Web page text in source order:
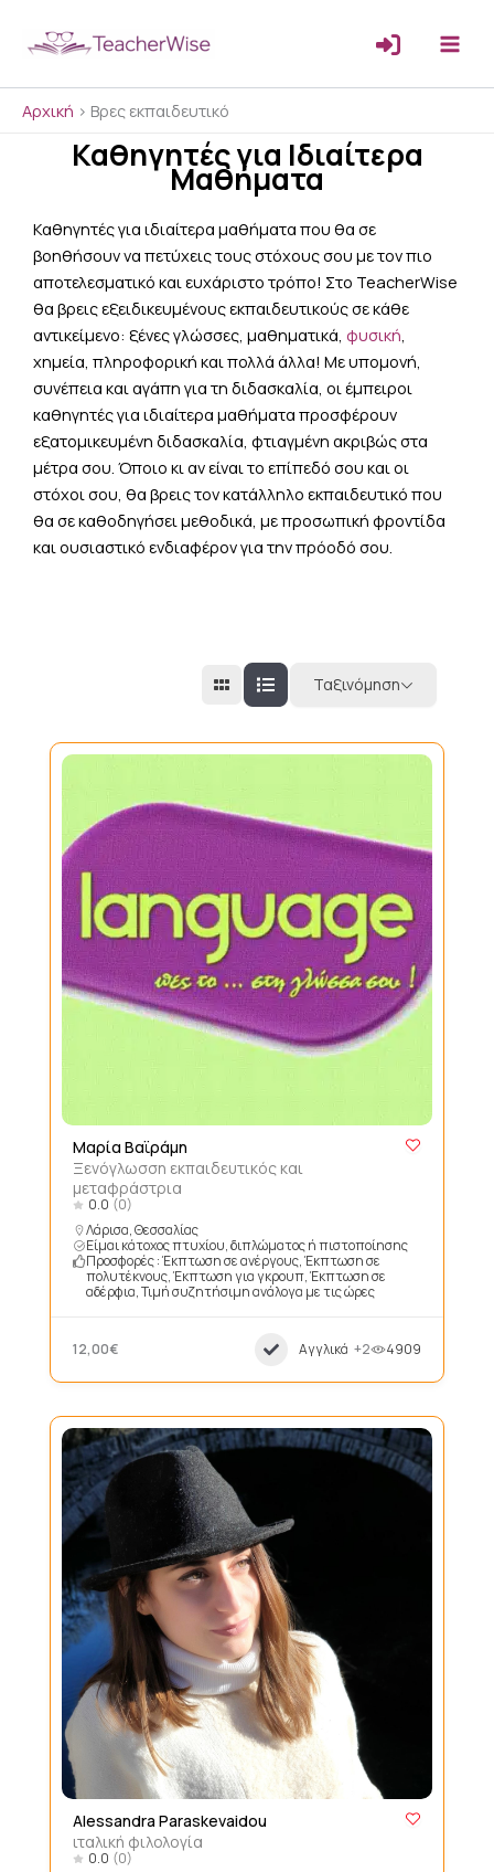
Αρχική > Βρες εκπαιδευτικό
Καθηγητές για Ιδιαίτερα
Μαθήματα
Καθηγητές για ιδιαίτερα μαθήματα που θα σε
βοηθήσουν να πετύχεις τους στόχους σου με τον πιο
αποτελεσματικό και ευχάριστο τρόπο! Στο TeacherWise
θα βρεις εξειδικευμένους εκπαιδευτικούς σε κάθε
αντικείμενο: ξένες γλώσσες, μαθηματικά, φυσική,
χημεία, πληροφορική και πολλά άλλα! Με υπομονή,
συνέπεια και αγάπη για τη διδασκαλία, οι έμπειροι
καθηγητές για ιδιαίτερα μαθήματα προσφέρουν
εξατομικευμένη διδασκαλία, φτιαγμένη ακριβώς στα
μέτρα σου. Όποιο κι αν είναι το επίπεδό σου και οι
στόχοι σου, θα βρεις τον κατάλληλο εκπαιδευτικό που
θα σε καθοδηγήσει μεθοδικά, με προσωπική φροντίδα
και ουσιαστικό ενδιαφέρον για την πρόοδό σου.
Ταξινόμηση
Μαρία Βαϊράμη
Ξενόγλωσση εκπαιδευτικός και
μεταφράστρια
0.0 (0)
Λάρισα, Θεσσαλίας
Είμαι κάτοχος πτυχίου, διπλώματος ή πιστοποίησης
Προσφορές : Έκπτωση σε ανέργους, Έκπτωση σε
πολυτέκνους, Έκπτωση για γκρουπ, Έκπτωση σε
αδέρφια, Τιμή συζητήσιμη ανάλογα με τις ώρες
12,00€ Αγγλικά +2 4909
Alessandra Paraskevaidou
ιταλική φιλολογία
0.0 (0)